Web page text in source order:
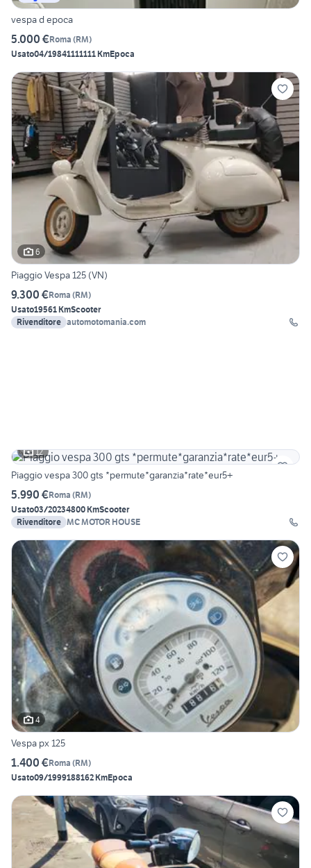
vespa d epoca
5.000 €Roma (RM)
Usato04/19841111111 KmEpoca
6
Piaggio Vespa 125 (VN)
9.300 €Roma (RM)
Usato19561 KmScooter
Rivenditore automotomania.com
12
Piaggio vespa 300 gts *permute*garanzia*rate*eur5+
5.990 €Roma (RM)
Usato03/20234800 KmScooter
Rivenditore MC MOTOR HOUSE
4
Vespa px 125
1.400 €Roma (RM)
Usato09/1999188162 KmEpoca